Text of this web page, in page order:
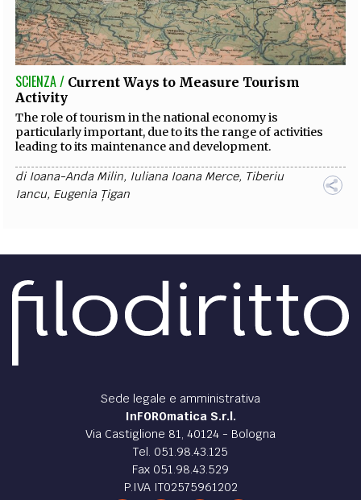
SCIENZA / Current Ways to Measure Tourism
Activity
The role of tourism in the national economy is
particularly important, due to its the range of activities
leading to its maintenance and development.
di Ioana-Anda Milin, Iuliana Ioana Merce, Tiberiu
Iancu, Eugenia Țigan
Sede legale e amministrativa
InFOROmatica S.r.l.
Via Castiglione 81, 40124 - Bologna
Tel. 051.98.43.125
Fax 051.98.43.529
P.IVA IT02575961202